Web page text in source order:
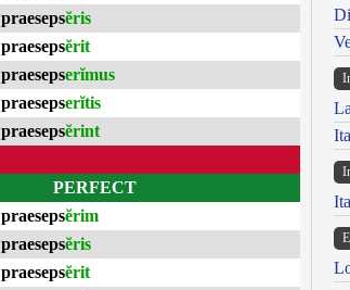
praesepsĕris
praesepsĕrit
praesepserĭmus
praesepserĭtis
praesepsĕrint
PERFECT
praesepsĕrim
praesepsĕris
praesepsĕrit